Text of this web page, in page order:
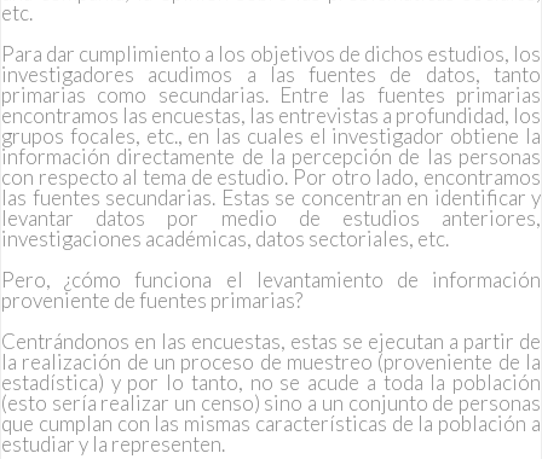
etc.
Para dar cumplimiento a los objetivos de dichos estudios, los
investigadores acudimos a las fuentes de datos, tanto
primarias como secundarias. Entre las fuentes primarias
encontramos las encuestas, las entrevistas a profundidad, los
grupos focales, etc., en las cuales el investigador obtiene la
información directamente de la percepción de las personas
con respecto al tema de estudio. Por otro lado, encontramos
las fuentes secundarias. Estas se concentran en identificar y
levantar datos por medio de estudios anteriores,
investigaciones académicas, datos sectoriales, etc.
Pero, ¿cómo funciona el levantamiento de información
proveniente de fuentes primarias?
Centrándonos en las encuestas, estas se ejecutan a partir de
la realización de un proceso de muestreo (proveniente de la
estadística) y por lo tanto, no se acude a toda la población
(esto sería realizar un censo) sino a un conjunto de personas
que cumplan con las mismas características de la población a
estudiar y la representen.